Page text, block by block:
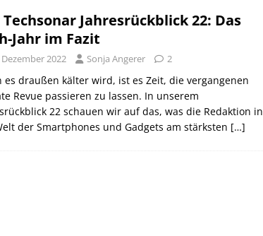
für Studium und Schule: Comspot startet Back-to-School-
Techsonar Jahresrückblick 22: Das
Jahr im Fazit
Dezember 2022 Sonja Angerer 2
es draußen kälter wird, ist es Zeit, die vergangenen
Revue passieren zu lassen. In unserem
22 schauen wir auf das, was die Redaktion in
der Smartphones und Gadgets am stärksten […]